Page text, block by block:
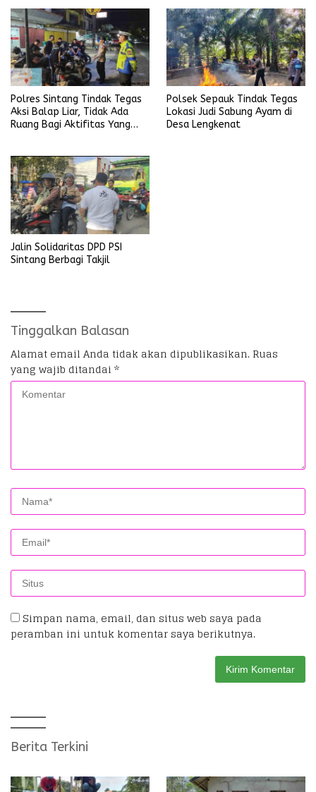
Polres Sintang Tindak Tegas
Aksi Balap Liar, Tidak Ada
Ruang Bagi Aktifitas Yang
Polsek Sepauk Tindak Tegas
Lokasi Judi Sabung Ayam di
Desa Lengkenat
Jalin Solidaritas DPD PSI
Sintang Berbagi Takjil
Tinggalkan Balasan
Alamat email Anda tidak akan dipublikasikan. Ruas
yang wajib ditandai *
Simpan nama, email, dan situs web saya pada
peramban ini untuk komentar saya berikutnya.
Berita Terkini